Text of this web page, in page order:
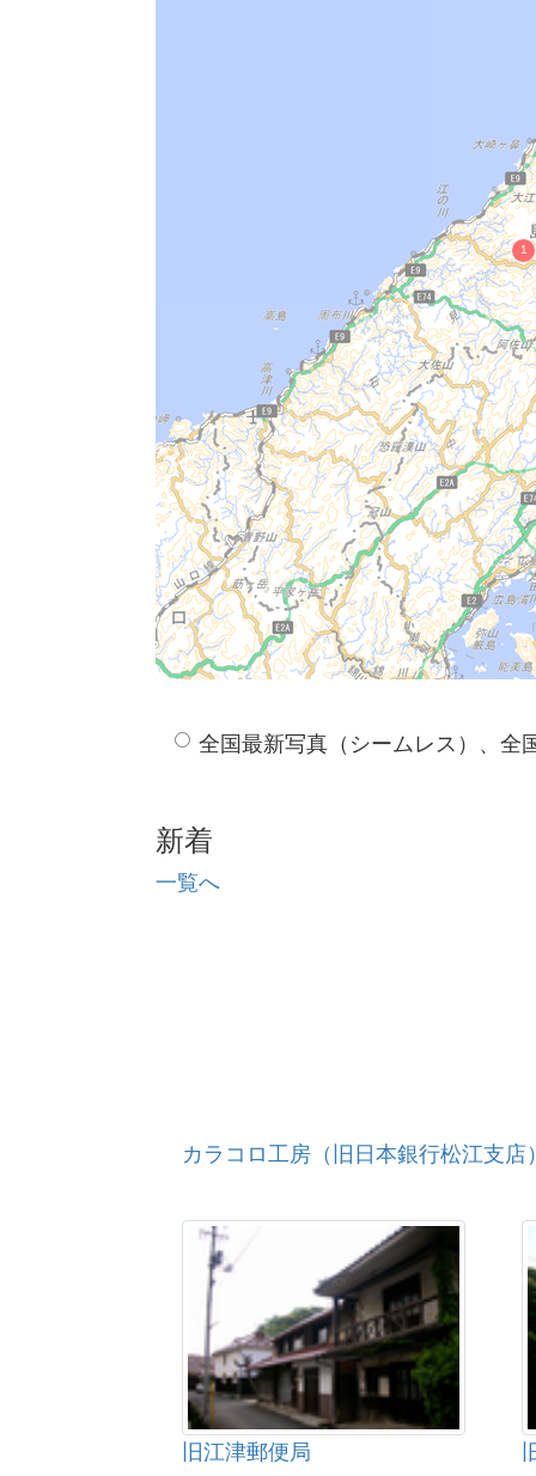
全国最新写真（シームレス）、全
新着
一覧へ
カラコロ工房（旧日本銀行松江支店
旧江津郵便局